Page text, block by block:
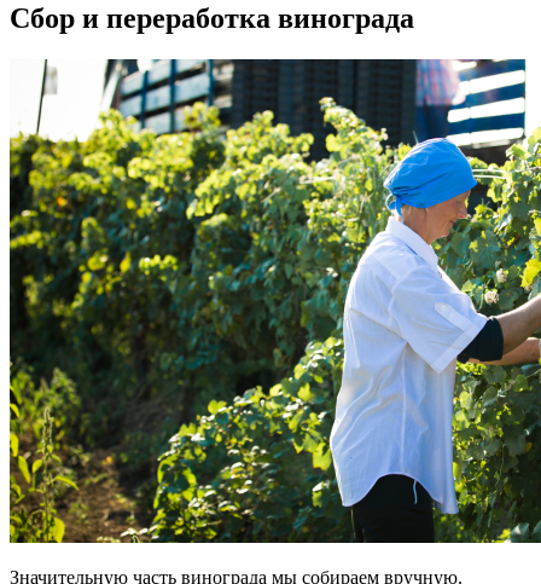
Сбор и переработка винограда
Значительную часть винограда мы собираем вручную.